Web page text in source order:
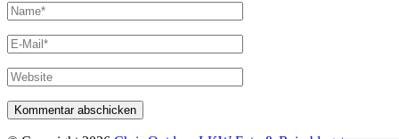
Vollständiger
Name
E-
Mail
Website